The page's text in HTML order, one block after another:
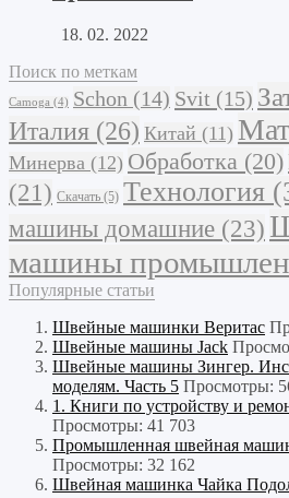
18. 02. 2022
Поиск по меткам
Camoga (4) Schon (14) Svit (15)
Италия (26) Китай (11)
Минерва (12) Обработка (20)
(21) Скачать (5) Технология
машины домашние (23)
машины
Популярные статьи
Швейные машинки Веритас
Швейные машины Jack
Швейные машины Зингер.
моделям. Часть 5 Просмотры:
1. Книги по устройству и
Просмотры: 41 703
Промышленная швейная
Просмотры: 32 162
Швейная машинка Чайка